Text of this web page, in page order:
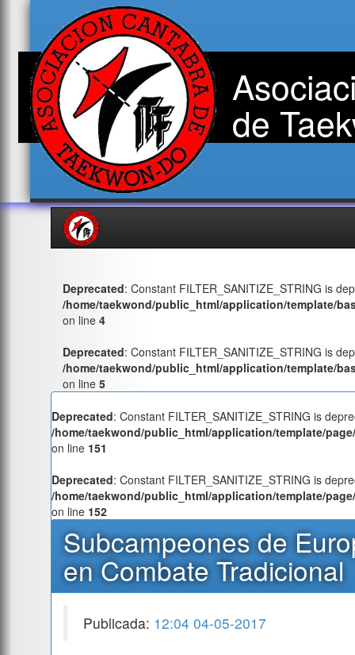
de
Deprecated: Constant FILTER_SANITIZE_STRING is
/home/taekwond/public_html/application/template/
on line 4
Deprecated: Constant FILTER_SANITIZE_STRING is
/home/taekwond/public_html/application/template/
on line 5
Deprecated: Constant FILTER_SANITIZE_STRING is
/home/taekwond/public_html/application/template/
on line 151
Deprecated: Constant FILTER_SANITIZE_STRING is
/home/taekwond/public_html/application/template/
on line 152
Subcampeones de
en Combate Tradicional
Publicada: 12:04 04-05-2017